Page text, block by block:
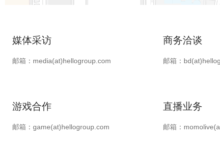
媒体采访
邮箱：media(at)hellogroup.com
商务洽谈
邮箱：
游戏合作
邮箱：game(at)hellogroup.com
直播业务
邮箱：